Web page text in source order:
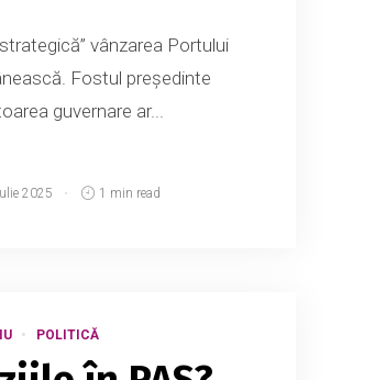
vânzarea Portului
Fostul președinte
guvernare ar...
2025 1 min read
POLITICĂ